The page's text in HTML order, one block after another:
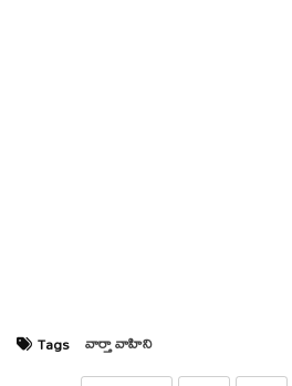
Tags వార్తా వాహిని